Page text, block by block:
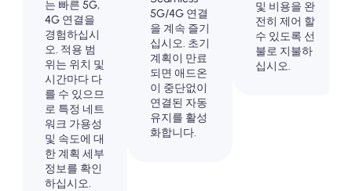
는 빠른 5G,
4G 연결을
경험하십시
오. 적용 범
위는 위치 및
시간마다 다
를 수 있으므
로 특정 네트
워크 가용성
및 속도에 대
한 계획 세부
정보를 확인
하십시오.
5G/4G 연결
을 계속 즐기
십시오. 초기
계획이 만료
되면 애드온
이 중단없이
연결된 자동
유지를 활성
화합니다.
및 비용을 완
전히 제어 할
수 있도록 선
불로 지불하
십시오.